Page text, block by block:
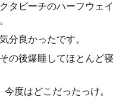
タビーチのハーフウェイ
分良かったです。
の後爆睡してほとんど寝
度はどこだったっけ。